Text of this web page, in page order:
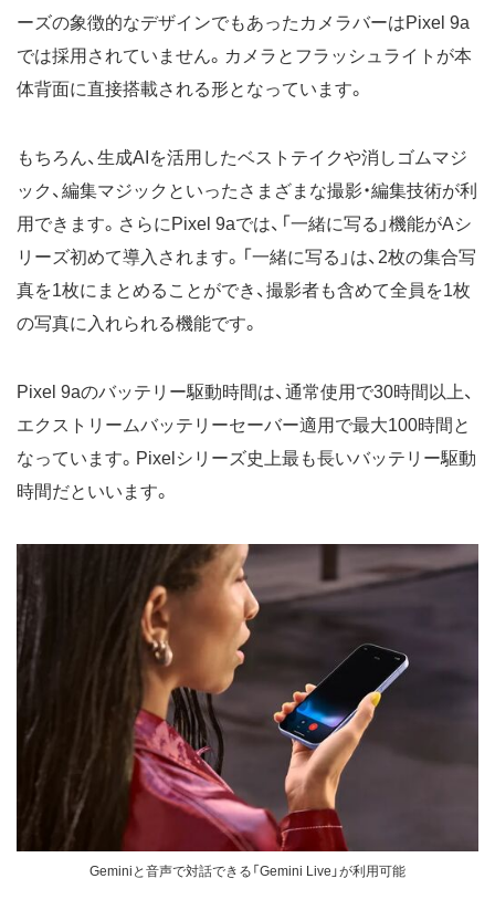
ーズの象徴的なデザインでもあったカメラバーはPixel 9a
では採用されていません。カメラとフラッシュライトが本
体背面に直接搭載される形となっています。
もちろん、生成AIを活用したベストテイクや消しゴムマジ
ック、編集マジックといったさまざまな撮影・編集技術が利
用できます。さらにPixel 9aでは、「一緒に写る」機能がAシ
リーズ初めて導入されます。「一緒に写る」は、2枚の集合写
真を1枚にまとめることができ、撮影者も含めて全員を1枚
の写真に入れられる機能です。
Pixel 9aのバッテリー駆動時間は、通常使用で30時間以上、
エクストリームバッテリーセーバー適用で最大100時間と
なっています。Pixelシリーズ史上最も長いバッテリー駆動
時間だといいます。
Geminiと音声で対話できる「Gemini Live」が利用可能